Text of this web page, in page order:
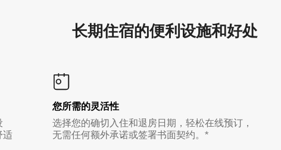
长期住宿的便利设施和好处
适
您所需的灵活性
选择您的确切入住和退房日期，轻松在线预订，
无需任何额外承诺或签署书面契约。*